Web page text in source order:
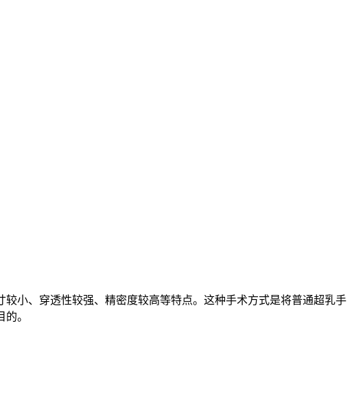
小、穿透性较强、精密度较高等特点。这种手术方式是将普通超乳手
。